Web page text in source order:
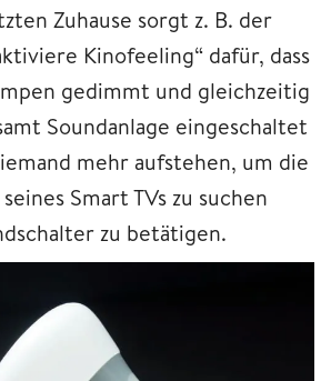
Zuhause sorgt z. B. der
Kinofeeling“ dafür, dass
gedimmt und gleichzeitig
Soundanlage eingeschaltet
mehr aufstehen, um die
Smart TVs zu suchen
zu betätigen.